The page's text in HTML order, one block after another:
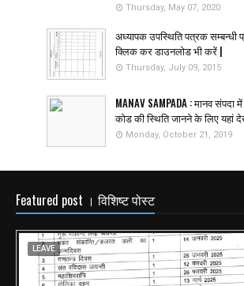
Thursday, May 07, 2020
अध्यापक उपस्थिति पत्रक सम्बन्धी
क्लिक कर डाउनलोड भी करें |
Thursday, July 09, 2015
MANAV SAMPADA : मानव संपदा
कोड की स्थिति जानने के लिए यहां
Monday, October 21, 2019
Featured post । विशिष्ट पोस्ट
LEAVE